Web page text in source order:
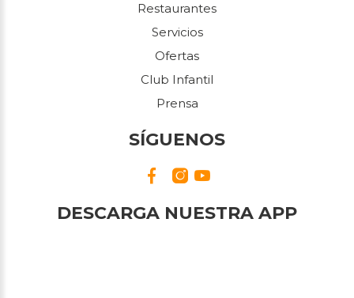
Restaurantes
Servicios
Ofertas
Club Infantil
Prensa
SÍGUENOS
DESCARGA NUESTRA APP